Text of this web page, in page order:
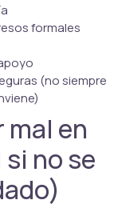
formales
(no siempre
mal en
no se